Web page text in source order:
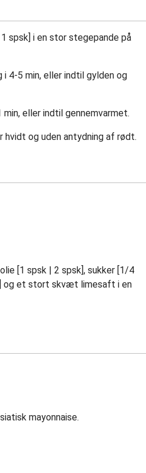
spsk] i en stor stegepande på
4-5 min, eller indtil gylden og
eller indtil gennemvarmet.
og uden antydning af rødt.
[1 spsk | 2 spsk], sukker [1/4
et stort skvæt limesaft i en
mayonnaise.